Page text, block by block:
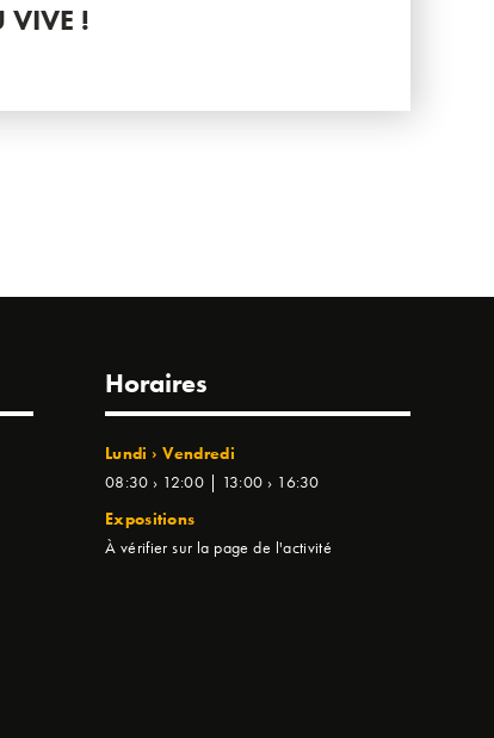
VIVE !
Horaires
Lundi › Vendredi
08:30 › 12:00 | 13:00 › 16:30
Expositions
À vérifier sur la page de l'activité